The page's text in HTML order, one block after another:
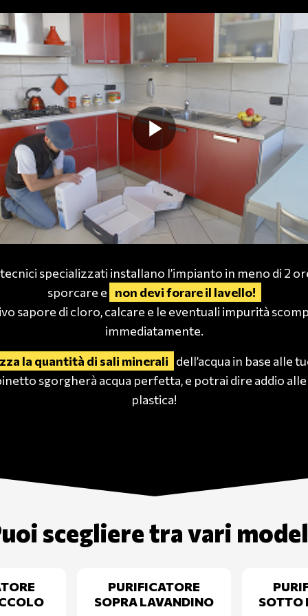
specializzati installano l’impianto in meno di 2
sporcare e non devi forare il lavello!
sapore di cloro, calcare e le eventuali impurità
immediatamente.
la quantità di sali minerali dell’acqua in base alle
sgorgherà acqua perfetta, e potrai dire addio
plastica!
scegliere tra vari
PURIFICATORE
SOPRA LAVANDINO
SOTTO